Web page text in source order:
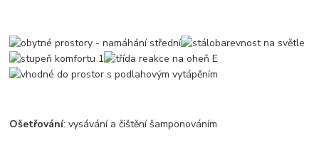
Ošetřování: vysávání a čištění šamponováním